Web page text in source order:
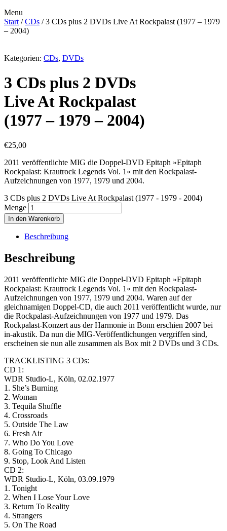
Menu
Start /CDs / 3 CDs plus 2 DVDs Live At Rockpalast (1977 – 1979
– 2004)
Kategorien: CDs, DVDs
3 CDs plus 2 DVDs
Live At Rockpalast
(1977 – 1979 – 2004)
€25,00
2011 veröffentlichte MIG die Doppel-DVD Epitaph »Epitaph
Rockpalast: Krautrock Legends Vol. 1« mit den Rockpalast-
Aufzeichnungen von 1977, 1979 und 2004.
3 CDs plus 2 DVDs Live At Rockpalast (1977 - 1979 - 2004)
Menge
In den Warenkorb
Beschreibung
Beschreibung
2011 veröffentlichte MIG die Doppel-DVD Epitaph »Epitaph
Rockpalast: Krautrock Legends Vol. 1« mit den Rockpalast-
Aufzeichnungen von 1977, 1979 und 2004. Waren auf der
gleichnamigen Doppel-CD, die auch 2011 veröffentlicht wurde, nur
die Rockpalast-Aufzeichnungen von 1977 und 1979. Das
Rockpalast-Konzert aus der Harmonie in Bonn erschien 2007 bei
in-akustik. Da nun die MIG-Veröffentlichungen vergriffen sind,
erscheinen sie nun alle zusammen als Box mit 2 DVDs und 3 CDs.
TRACKLISTING 3 CDs:
CD 1:
WDR Studio-L, Köln, 02.02.1977
1. She’s Burning
2. Woman
3. Tequila Shuffle
4. Crossroads
5. Outside The Law
6. Fresh Air
7. Who Do You Love
8. Going To Chicago
9. Stop, Look And Listen
CD 2:
WDR Studio-L, Köln, 03.09.1979
1. Tonight
2. When I Lose Your Love
3. Return To Reality
4. Strangers
5. On The Road